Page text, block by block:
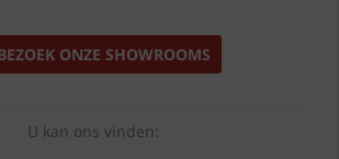
ONZE SHOWROOMS
U kan ons vinden: